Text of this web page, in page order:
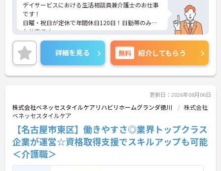
デイサービスにおける生活相談員兼介護士のお仕事
です！
日曜・祝日が定休で年間休日120日！日勤帯のみの
お仕事です。
働きやすい職場づくり、休みやすい職場づくりに取
り組んでおり安心して長期就業可能です。
ご興味ある方には、面接のポイントなど、さらに詳
細をお話致しますのでお気軽にご相談ください。
詳細を見る 無料 紹介してもらう
更新日：2026年08月06日
株式会社ベネッセスタイルケアリハビリホームグランダ徳川
株式会社
ベネッセスタイルケア
【名古屋市東区】働きやすさ◎業界トップクラス
企業が運営☆資格取得支援でスキルアップも可能
＜介護職＞